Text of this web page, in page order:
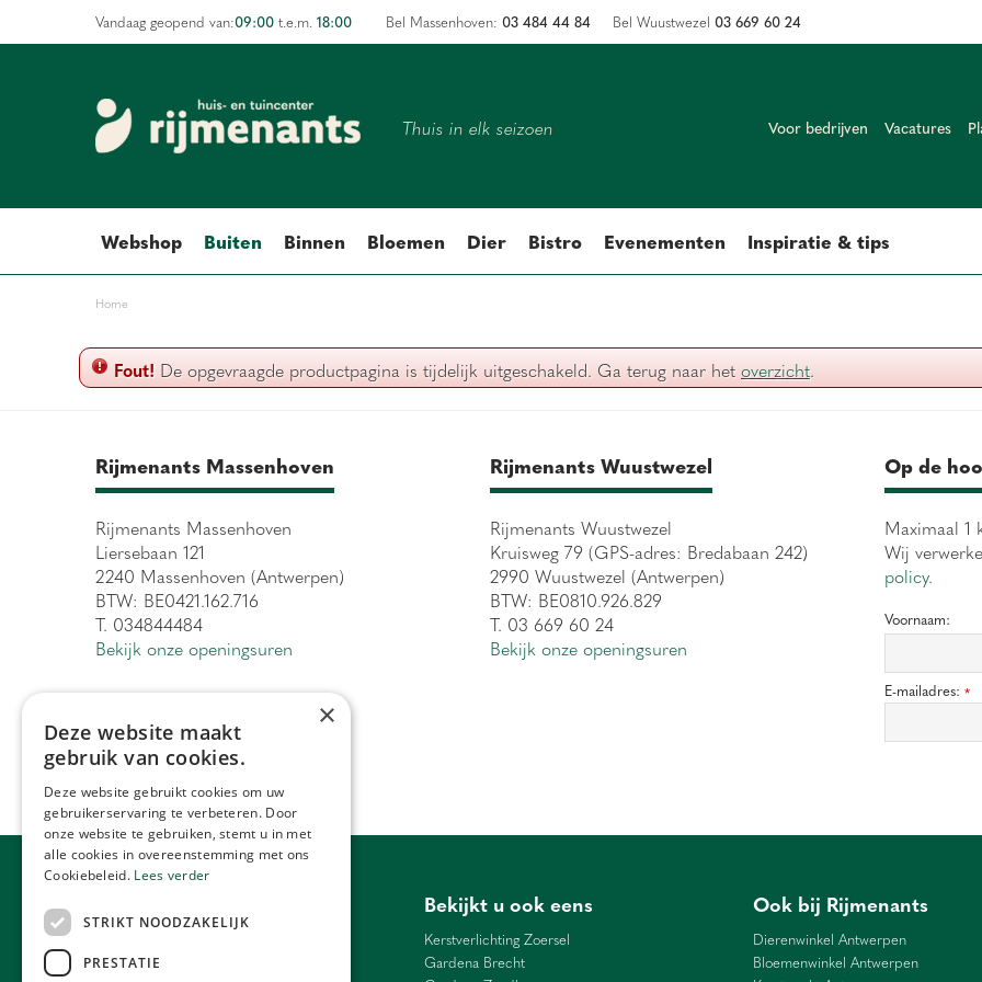
Home
Vandaag geopend van:09:00 t.e.m. 18:00
Thuis in elk seizoen Voor bedrijven Vacatures
Webshop Buiten Binnen Bloemen Dier Bistro Evenementen Inspiratie & tips
Bel Massenhoven: 03 484 44 84 Bel Wuustwezel 03 669 60 24
Fout! De opgevraagde productpagina is tijdelijk uitgeschakeld. Ga terug naar het overzicht.
Rijmenants Massenhoven
Rijmenants Massenhoven
Liersebaan 121
2240 Massenhoven (Antwerpen)
BTW: BE0421.162.716
T. 034844484
Bekijk onze openingsuren
Rijmenants Wuustwezel
Rijmenants Wuustwezel
Kruisweg 79 (GPS-adres: Bredabaan 242)
2990 Wuustwezel (Antwerpen)
BTW: BE0810.926.829
T. 03 669 60 24
Bekijk onze openingsuren
Op de
Maximaal 1
Wij
policy.
Voornaam:
E-mailadres: *
Bloemen Antwerpen
Bekijkt u ook eens
Kerstverlichting Zoersel
Gardena Brecht
Ook bij Rijmenants
Dierenwinkel Antwerpen
Bloemenwinkel Antwerpen
×
Deze website maakt
gebruik van cookies.
Deze website gebruikt cookies om uw
gebruikerservaring te verbeteren. Door
onze website te gebruiken, stemt u in met
alle cookies in overeenstemming met ons
Cookiebeleid. Lees verder
STRIKT NOODZAKELIJK
PRESTATIE